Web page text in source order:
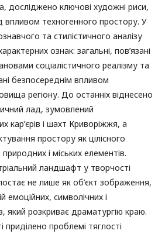
досліджено ключові художні риси,
техногенного простору. У
та стилістичного аналізу
ознак: загальні, пов’язані
соціалістичного реалізму та
безпосереднім впливом
регіону. До останніх віднесено
лад, зумовлений
кар’єрів і шахт Криворіжжя, а
простору як цілісного
і міських елементів.
ландшафт у творчості
не лише як об’єкт зображення,
емоційних, символічних і
який розкриває драматургію краю.
приділено проблемі тяглості